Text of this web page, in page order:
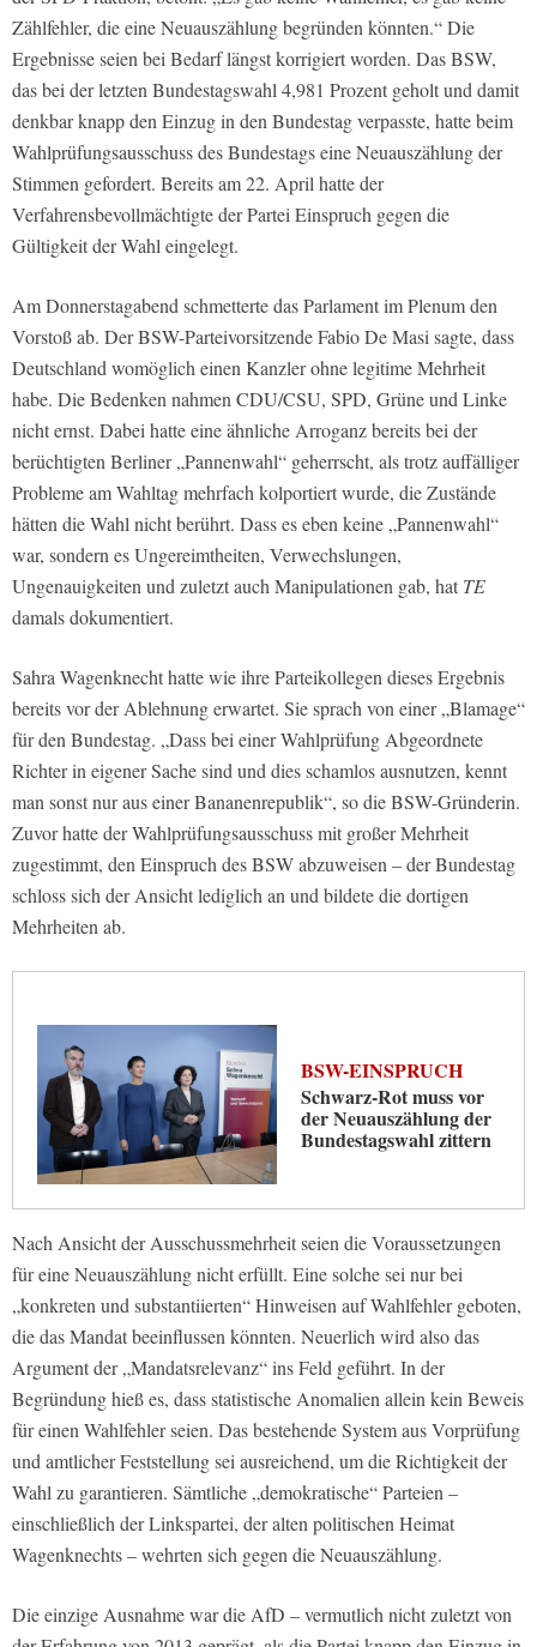
Zählfehler, die eine Neuauszählung begründen könnten.“ Die
Ergebnisse seien bei Bedarf längst korrigiert worden. Das BSW,
das bei der letzten Bundestagswahl 4,981 Prozent geholt und damit
denkbar knapp den Einzug in den Bundestag verpasste, hatte beim
Wahlprüfungsausschuss des Bundestags eine Neuauszählung der
Stimmen gefordert. Bereits am 22. April hatte der
Verfahrensbevollmächtigte der Partei Einspruch gegen die
Gültigkeit der Wahl eingelegt.
Am Donnerstagabend schmetterte das Parlament im Plenum den
Vorstoß ab. Der BSW-Parteivorsitzende Fabio De Masi sagte, dass
Deutschland womöglich einen Kanzler ohne legitime Mehrheit
habe. Die Bedenken nahmen CDU/CSU, SPD, Grüne und Linke
nicht ernst. Dabei hatte eine ähnliche Arroganz bereits bei der
berüchtigten Berliner „Pannenwahl“ geherrscht, als trotz auffälliger
Probleme am Wahltag mehrfach kolportiert wurde, die Zustände
hätten die Wahl nicht berührt. Dass es eben keine „Pannenwahl“
war, sondern es Ungereimtheiten, Verwechslungen,
Ungenauigkeiten und zuletzt auch Manipulationen gab, hat TE
damals dokumentiert.
Sahra Wagenknecht hatte wie ihre Parteikollegen dieses Ergebnis
bereits vor der Ablehnung erwartet. Sie sprach von einer „Blamage“
für den Bundestag. „Dass bei einer Wahlprüfung Abgeordnete
Richter in eigener Sache sind und dies schamlos ausnutzen, kennt
man sonst nur aus einer Bananenrepublik“, so die BSW-Gründerin.
Zuvor hatte der Wahlprüfungsausschuss mit großer Mehrheit
zugestimmt, den Einspruch des BSW abzuweisen – der Bundestag
schloss sich der Ansicht lediglich an und bildete die dortigen
Mehrheiten ab.
BSW-EINSPRUCH
Schwarz-Rot muss vor
der Neuauszählung der
Bundestagswahl zittern
Nach Ansicht der Ausschussmehrheit seien die Voraussetzungen
für eine Neuauszählung nicht erfüllt. Eine solche sei nur bei
„konkreten und substantiierten“ Hinweisen auf Wahlfehler geboten,
die das Mandat beeinflussen könnten. Neuerlich wird also das
Argument der „Mandatsrelevanz“ ins Feld geführt. In der
Begründung hieß es, dass statistische Anomalien allein kein Beweis
für einen Wahlfehler seien. Das bestehende System aus Vorprüfung
und amtlicher Feststellung sei ausreichend, um die Richtigkeit der
Wahl zu garantieren. Sämtliche „demokratische“ Parteien –
einschließlich der Linkspartei, der alten politischen Heimat
Wagenknechts – wehrten sich gegen die Neuauszählung.
Die einzige Ausnahme war die AfD – vermutlich nicht zuletzt von